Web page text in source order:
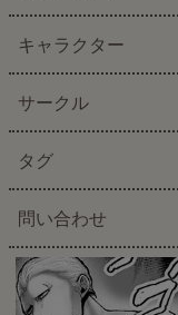
キャラクター
サークル
タグ
問い合わせ